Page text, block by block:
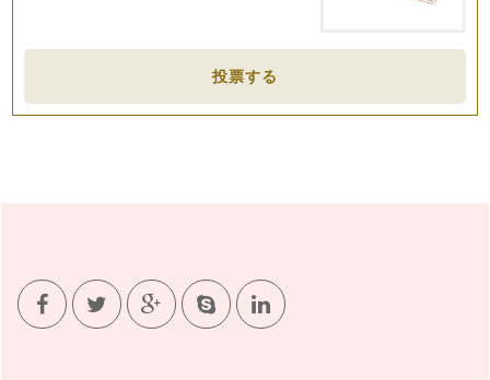
投票する